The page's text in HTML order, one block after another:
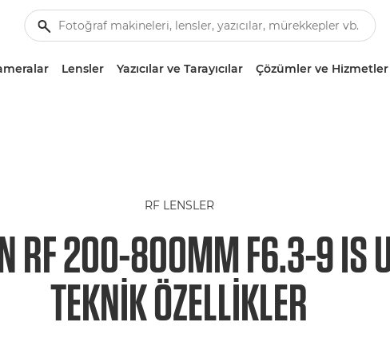
Lensler Yazıcılar ve Tarayıcılar Çözümler ve Hizmetler
RF LENSLER
RF 200-800MM F6.3-9 IS
TEKNIK ÖZELLIKLER